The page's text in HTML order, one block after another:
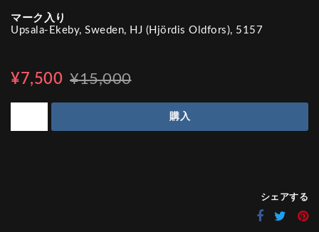
マーク入り
Upsala-Ekeby, Sweden, HJ (Hjördis Oldfors), 5157
¥15,000
¥7,500
購入
シェアする